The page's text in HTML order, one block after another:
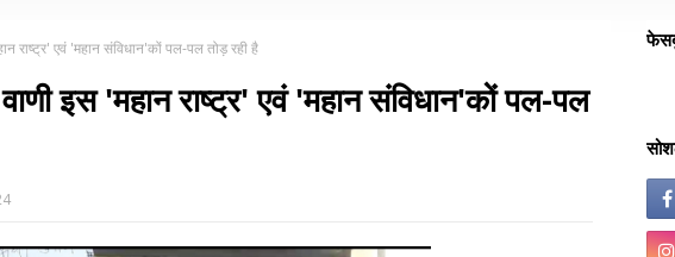
राष्ट्र' एवं 'महान संविधान'कों पल-पल तोड़ रही है
इस 'महान राष्ट्र' एवं 'महान संविधान'कों पल-पल